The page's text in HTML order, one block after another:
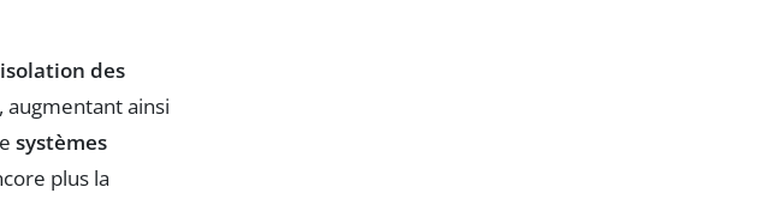
isolation des
ainsi
systèmes
plus la